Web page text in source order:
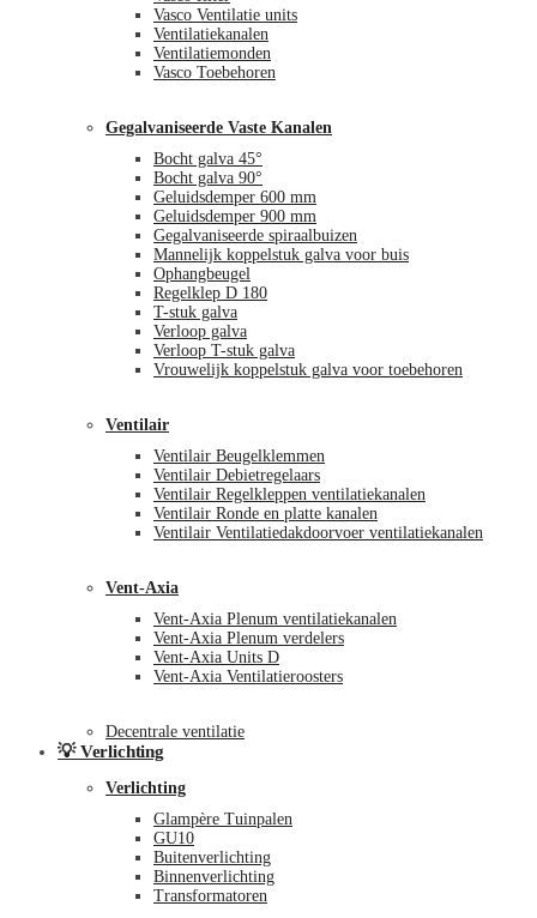
Vasco Ventilatie units
Ventilatiekanalen
Ventilatiemonden
Vasco Toebehoren
Gegalvaniseerde Vaste Kanalen
Bocht galva 45°
Bocht galva 90°
Geluidsdemper 600 mm
Geluidsdemper 900 mm
Gegalvaniseerde spiraalbuizen
Mannelijk koppelstuk galva voor buis
Ophangbeugel
Regelklep D 180
T-stuk galva
Verloop galva
Verloop T-stuk galva
Vrouwelijk koppelstuk galva voor toebehoren
Ventilair
Ventilair Beugelklemmen
Ventilair Debietregelaars
Ventilair Regelkleppen ventilatiekanalen
Ventilair Ronde en platte kanalen
Ventilair Ventilatiedakdoorvoer ventilatiekanalen
Vent-Axia
Vent-Axia Plenum ventilatiekanalen
Vent-Axia Plenum verdelers
Vent-Axia Units D
Vent-Axia Ventilatieroosters
Decentrale ventilatie
💡 Verlichting
Verlichting
Glampère Tuinpalen
GU10
Buitenverlichting
Binnenverlichting
Transformatoren